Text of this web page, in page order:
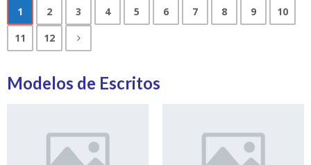
1 2 3 4 5 6 7 8 9
10
11
12
Modelos de Escritos